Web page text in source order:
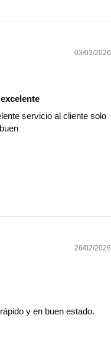
03/03/2026
servicio al cliente solo
26/02/2026
y en buen estado.